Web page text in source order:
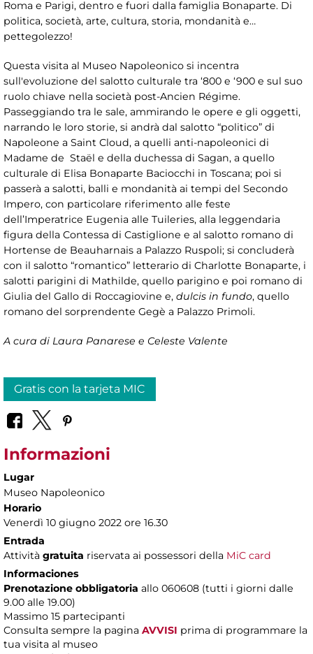
Roma e Parigi, dentro e fuori dalla famiglia Bonaparte. Di
politica, società, arte, cultura, storia, mondanità e…
pettegolezzo!
Questa visita al Museo Napoleonico si incentra
sull'evoluzione del salotto culturale tra ‘800 e ‘900 e sul suo
ruolo chiave nella società post-Ancien Régime.
Passeggiando tra le sale, ammirando le opere e gli oggetti,
narrando le loro storie, si andrà dal salotto “politico” di
Napoleone a Saint Cloud, a quelli anti-napoleonici di
Madame de Staël e della duchessa di Sagan, a quello
culturale di Elisa Bonaparte Baciocchi in Toscana; poi si
passerà a salotti, balli e mondanità ai tempi del Secondo
Impero, con particolare riferimento alle feste
dell’Imperatrice Eugenia alle Tuileries, alla leggendaria
figura della Contessa di Castiglione e al salotto romano di
Hortense de Beauharnais a Palazzo Ruspoli; si concluderà
con il salotto “romantico” letterario di Charlotte Bonaparte, i
salotti parigini di Mathilde, quello parigino e poi romano di
Giulia del Gallo di Roccagiovine e, dulcis in fundo, quello
romano del sorprendente Gegè a Palazzo Primoli.
A cura di Laura Panarese e Celeste Valente
Gratis con la tarjeta MIC
Informazioni
Lugar
Museo Napoleonico
Horario
Venerdì 10 giugno 2022 ore 16.30
Entrada
Attività gratuita riservata ai possessori della MiC card
Informaciones
Prenotazione obbligatoria allo 060608 (tutti i giorni dalle
9.00 alle 19.00)
Massimo 15 partecipanti
Consulta sempre la pagina AVVISI prima di programmare la
tua visita al museo